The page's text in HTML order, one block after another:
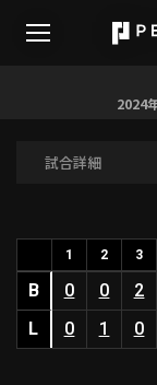
無料アカウ
HOME
動画
日程･結果
2024
試合詳細
1 2 3
B 0 0 2
L
0 1 0